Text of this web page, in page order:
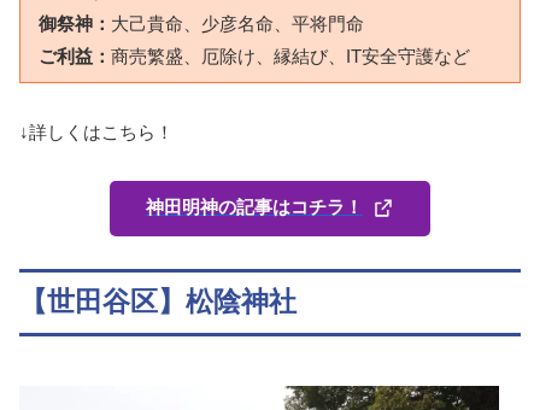
御祭神： 大己貴命、少彦名命、平将門命
ご利益： 商売繁盛、厄除け、縁結び、IT安全守護など
↓詳しくはこちら！
神田明神の記事はコチラ！
【世田谷区】松陰神社